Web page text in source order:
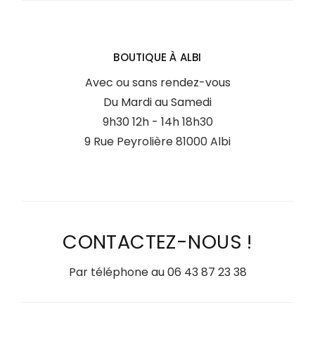
BOUTIQUE À ALBI
Avec ou sans rendez-vous
Du Mardi au Samedi
9h30 12h - 14h 18h30
9 Rue Peyrolière 81000 Albi
CONTACTEZ-NOUS !
Par téléphone au06 43 87 23 38